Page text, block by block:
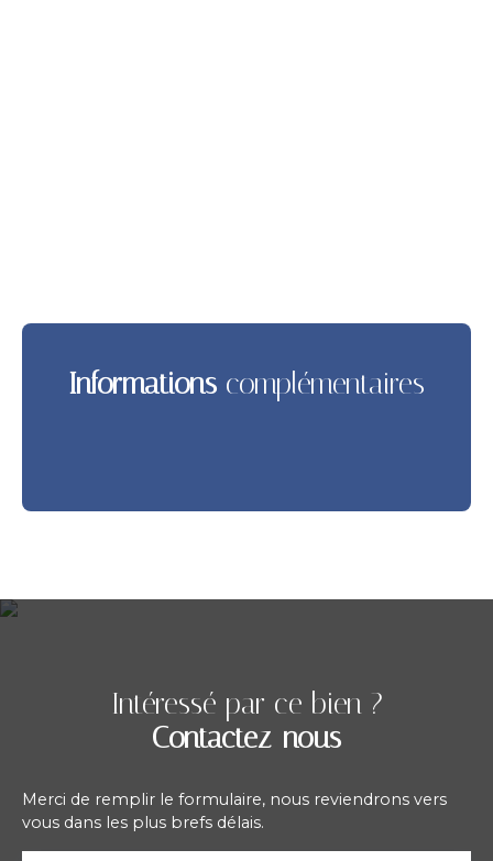
Informations complémentaires
Intéressé par ce bien ?
Contactez-nous
Merci de remplir le formulaire, nous reviendrons vers
vous dans les plus brefs délais.